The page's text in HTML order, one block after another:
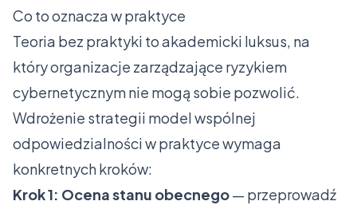
Co to oznacza w praktyce
Teoria bez praktyki to akademicki luksus, na
który organizacje zarządzające ryzykiem
cybernetycznym nie mogą sobie pozwolić.
Wdrożenie strategii model wspólnej
odpowiedzialności w praktyce wymaga
konkretnych kroków:
Krok 1: Ocena stanu obecnego— przeprowadź